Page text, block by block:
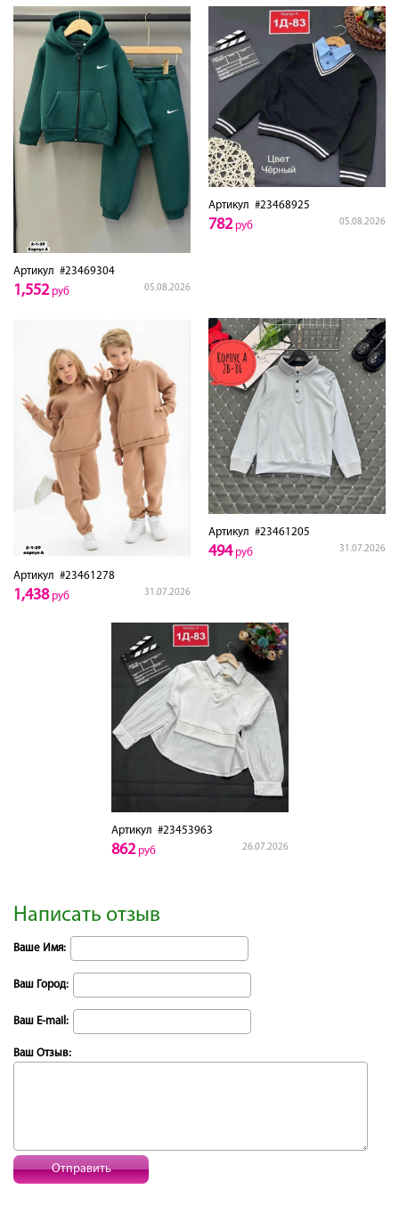
Артикул #23469304
05.08.2026
1,552руб
Артикул #23468925
05.08.2026
782руб
Артикул #23461278
31.07.2026
1,438руб
Артикул #23461205
31.07.2026
494руб
Артикул #23453963
26.07.2026
862руб
Написать отзыв
Ваше Имя:
Ваш Город:
Ваш E-mail:
Ваш Отзыв:
Отправить